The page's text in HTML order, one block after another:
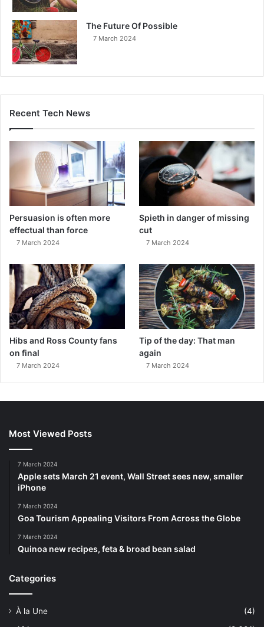
The Future Of Possible
7 March 2024
Recent Tech News
Persuasion is often more
effectual than force
7 March 2024
Spieth in danger of missing
cut
7 March 2024
Hibs and Ross County fans
on final
7 March 2024
Tip of the day: That man
again
7 March 2024
Most Viewed Posts
7 March 2024
Apple sets March 21 event, Wall Street sees new, smaller
iPhone
7 March 2024
Goa Tourism Appealing Visitors From Across the Globe
7 March 2024
Quinoa new recipes, feta & broad bean salad
Categories
À la Une
(4)